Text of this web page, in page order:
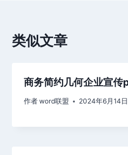
类似文章
商务简约几何企业宣传
作者word联盟 2024年6月14日